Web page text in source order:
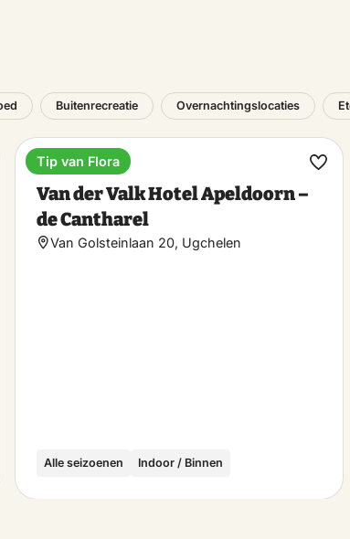
Buitenrecreatie Overnachtingslocaties
Hotel
Van der Valk Hotel Apeldoorn –
de Cantharel
Van Golsteinlaan 20, Ugchelen
Alle seizoenen Indoor / Binnen
Tip van Flora
Maak